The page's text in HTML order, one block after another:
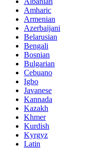
Amharic
Armenian
Azerbaijani
Belarusian
Bengali
Bosnian
Bulgarian
Cebuano
Igbo
Javanese
Kannada
Kazakh
Khmer
Kurdish
Kyrgyz
Latin